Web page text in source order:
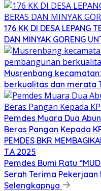
176 KK DI DESA LEPANG
DAN MINYAK GORENG
Musrenbang
berkualitas dan merata
Pemdes Muara Dua
Beras Pangan Kepada
PEMDES BKR
T.A 2025
Pemdes Bumi Ratu
Serah Terima Pekerjaan
Selengkapnya